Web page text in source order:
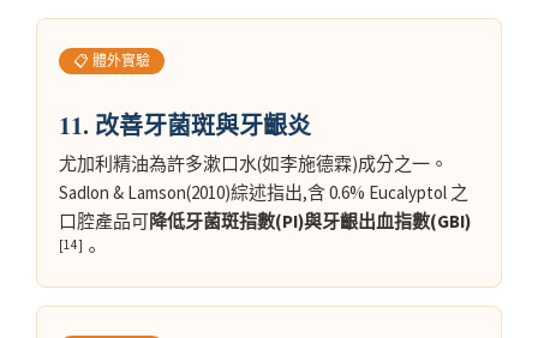
📋 體外實驗
11. 改善牙菌斑與牙齦炎
尤加利精油為許多漱口水(如李施德霖)成分之一。
Sadlon & Lamson(2010)綜述指出,含 0.6% Eucalyptol 之
口腔產品可降低牙菌斑指數(PI)與牙齦出血指數(GBI)
[14] 。